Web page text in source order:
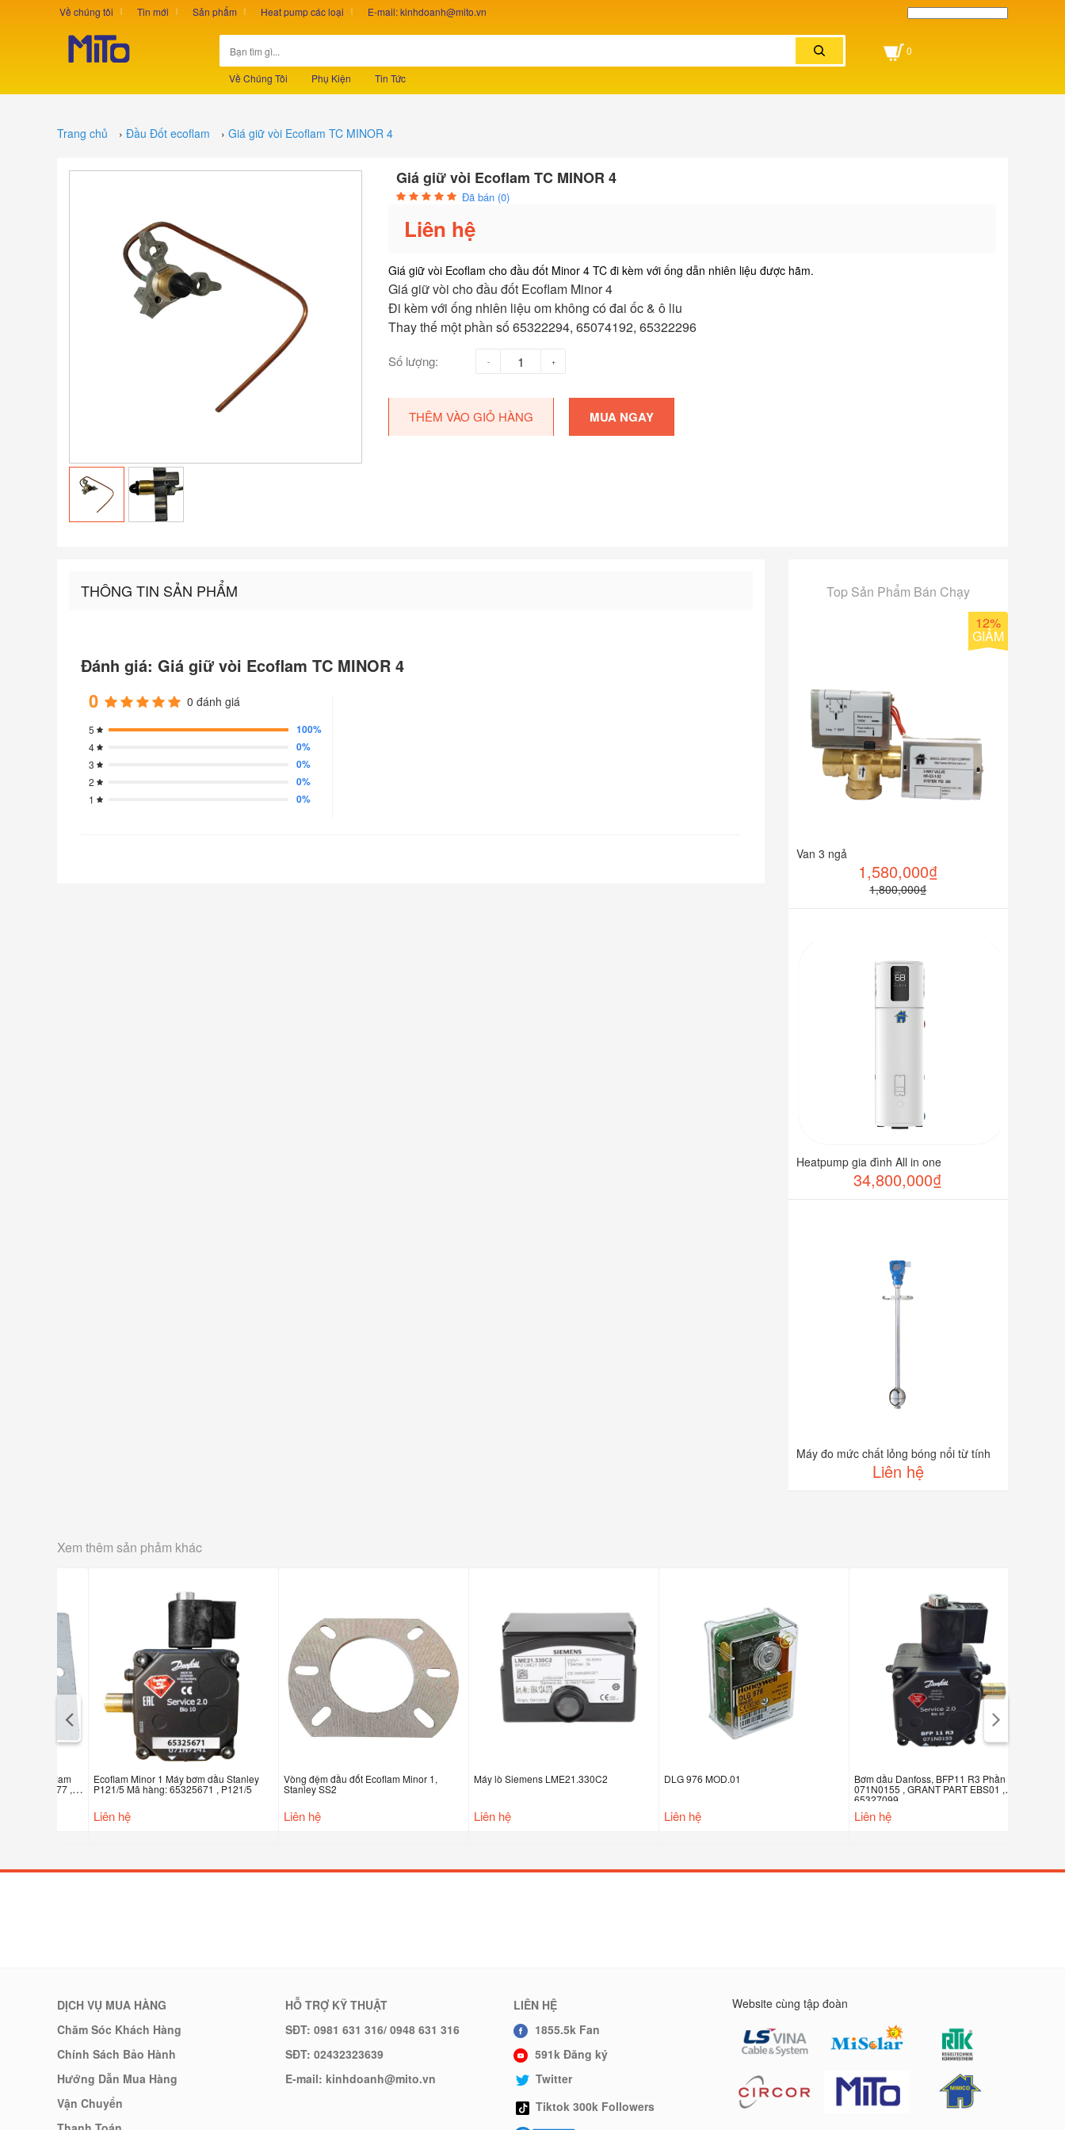
Về chúng tôi Tin mới Sản phẩm Heat pump các loại E-mail: kinhdoanh@mito.vn
Về Chúng Tôi Phụ Kiện Tin Tức
0
Trang chủ › Đầu Đốt ecoflam › Giá giữ vòi Ecoflam TC MINOR 4
Giá giữ vòi Ecoflam TC MINOR 4
Đã bán (0)
Liên hệ
Giá giữ vòi Ecoflam cho đầu đốt Minor 4 TC đi kèm với ống dẫn nhiên liệu được hãm.
Giá giữ vòi cho đầu đốt Ecoflam Minor 4
Đi kèm với ống nhiên liệu om không có đai ốc & ô liu
Thay thế một phần số 65322294, 65074192, 65322296
Số lượng:
THÊM VÀO GIỎ HÀNG MUA NGAY
THÔNG TIN SẢN PHẨM
Đánh giá: Giá giữ vòi Ecoflam TC MINOR 4
0 0 đánh giá
5 100%
4 0%
3 0%
2 0%
1 0%
Top Sản Phẩm Bán Chạy
12%
GIẢM
Van 3 ngả
1,580,000₫
1,800,000₫
Heatpump gia đình All in one
34,800,000₫
Máy đo mức chất lỏng bóng nổi từ tính
Liên hệ
Xem thêm sản phảm khác
Ecoflam Minor 1 Máy bơm dầu Stanley
P121/5 Mã hàng: 65325671 , P121/5
Liên hệ
Vòng đệm đầu đốt Ecoflam Minor 1,
Stanley SS2
Liên hệ
Máy lò Siemens LME21.330C2
Liên hệ
DLG 976 MOD.01
Liên hệ
Bơm dầu Danfoss, BFP11 R3 Phần số:
071N0155 , GRANT PART EBS01 ,
65327099
Liên hệ
DỊCH VỤ MUA HÀNG
Chăm Sóc Khách Hàng
Chính Sách Bảo Hành
Hướng Dẫn Mua Hàng
Vận Chuyển
HỖ TRỢ KỸ THUẬT
SĐT: 0981 631 316/ 0948 631 316
SĐT: 02432323639
E-mail: kinhdoanh@mito.vn
LIÊN HỆ
1855.5k Fan
591k Đăng ký
Twitter
Tiktok 300k Followers
Website cùng tập đoàn